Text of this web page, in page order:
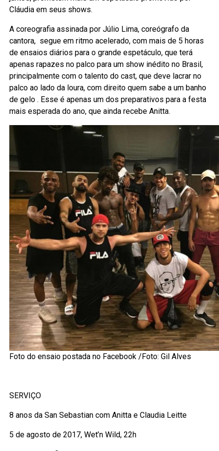
Cláudia em seus shows.
A coreografia assinada por Júlio Lima, coreógrafo da
cantora, segue em ritmo acelerado, com mais de 5 horas
de ensaios diários para o grande espetáculo, que terá
apenas rapazes no palco para um show inédito no Brasil,
principalmente com o talento do cast, que deve lacrar no
palco ao lado da loura, com direito quem sabe a um banho
de gelo . Esse é apenas um dos preparativos para a festa
mais esperada do ano, que ainda recebe Anitta.
Foto do ensaio postada no Facebook /Foto: Gil Alves
SERVIÇO
8 anos da San Sebastian com Anitta e Claudia Leitte
5 de agosto de 2017, Wet’n Wild, 22h